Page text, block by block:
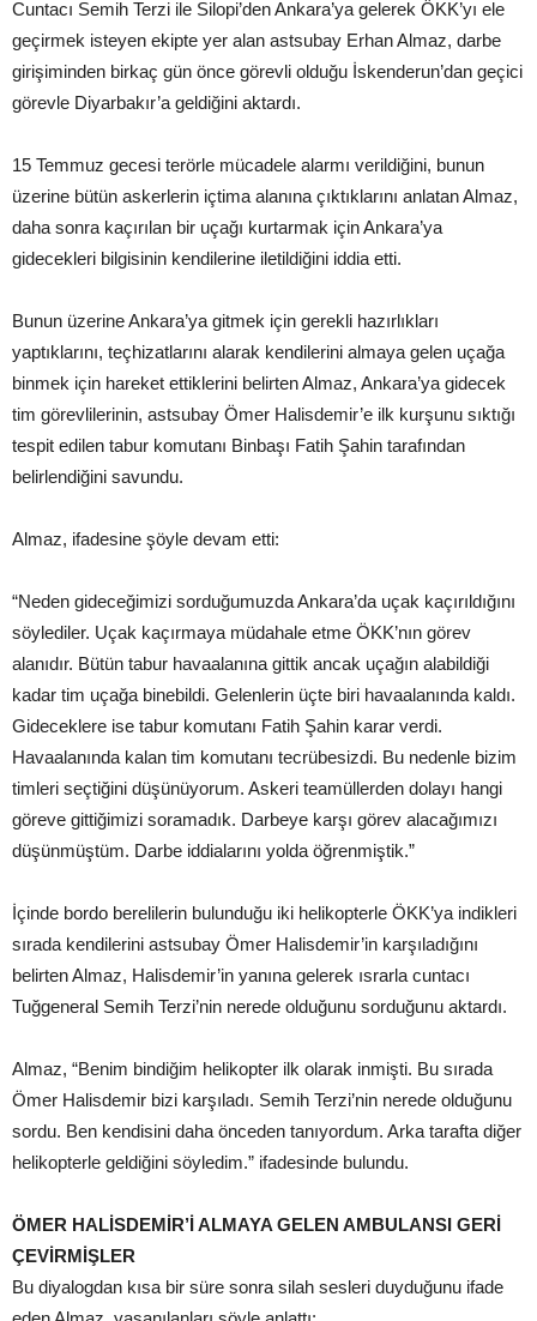
Cuntacı Semih Terzi ile Silopi’den Ankara’ya gelerek ÖKK’yı ele
geçirmek isteyen ekipte yer alan astsubay Erhan Almaz, darbe
girişiminden birkaç gün önce görevli olduğu İskenderun’dan geçici
görevle Diyarbakır’a geldiğini aktardı.
15 Temmuz gecesi terörle mücadele alarmı verildiğini, bunun
üzerine bütün askerlerin içtima alanına çıktıklarını anlatan Almaz,
daha sonra kaçırılan bir uçağı kurtarmak için Ankara’ya
gidecekleri bilgisinin kendilerine iletildiğini iddia etti.
Bunun üzerine Ankara’ya gitmek için gerekli hazırlıkları
yaptıklarını, teçhizatlarını alarak kendilerini almaya gelen uçağa
binmek için hareket ettiklerini belirten Almaz, Ankara’ya gidecek
tim görevlilerinin, astsubay Ömer Halisdemir’e ilk kurşunu sıktığı
tespit edilen tabur komutanı Binbaşı Fatih Şahin tarafından
belirlendiğini savundu.
Almaz, ifadesine şöyle devam etti:
“Neden gideceğimizi sorduğumuzda Ankara’da uçak kaçırıldığını
söylediler. Uçak kaçırmaya müdahale etme ÖKK’nın görev
alanıdır. Bütün tabur havaalanına gittik ancak uçağın alabildiği
kadar tim uçağa binebildi. Gelenlerin üçte biri havaalanında kaldı.
Gideceklere ise tabur komutanı Fatih Şahin karar verdi.
Havaalanında kalan tim komutanı tecrübesizdi. Bu nedenle bizim
timleri seçtiğini düşünüyorum. Askeri teamüllerden dolayı hangi
göreve gittiğimizi soramadık. Darbeye karşı görev alacağımızı
düşünmüştüm. Darbe iddialarını yolda öğrenmiştik.”
İçinde bordo berelilerin bulunduğu iki helikopterle ÖKK’ya indikleri
sırada kendilerini astsubay Ömer Halisdemir’in karşıladığını
belirten Almaz, Halisdemir’in yanına gelerek ısrarla cuntacı
Tuğgeneral Semih Terzi’nin nerede olduğunu sorduğunu aktardı.
Almaz, “Benim bindiğim helikopter ilk olarak inmişti. Bu sırada
Ömer Halisdemir bizi karşıladı. Semih Terzi’nin nerede olduğunu
sordu. Ben kendisini daha önceden tanıyordum. Arka tarafta diğer
helikopterle geldiğini söyledim.” ifadesinde bulundu.
ÖMER HALİSDEMİR’İ ALMAYA GELEN AMBULANSI GERİ
ÇEVİRMİŞLER
Bu diyalogdan kısa bir süre sonra silah sesleri duyduğunu ifade